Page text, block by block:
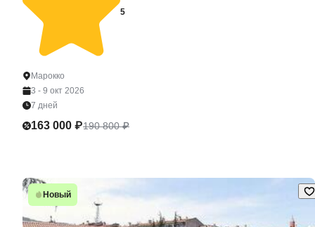
5
Марокко
3 - 9 окт 2026
7 дней
163 000 ₽190 800 ₽
Новый